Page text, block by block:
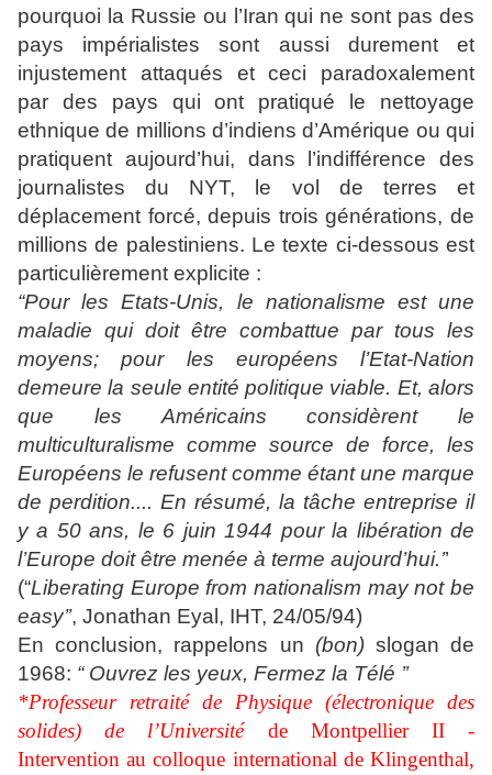
pourquoi la Russie ou l’Iran qui ne sont pas des
pays impérialistes sont aussi durement et
injustement attaqués et ceci paradoxalement
par des pays qui ont pratiqué le nettoyage
ethnique de millions d’indiens d’Amérique ou qui
pratiquent aujourd’hui, dans l’indifférence des
journalistes du NYT, le vol de terres et
déplacement forcé, depuis trois générations, de
millions de palestiniens. Le texte ci-dessous est
particulièrement explicite :
“Pour les Etats-Unis, le nationalisme est une
maladie qui doit être combattue par tous les
moyens; pour les européens l’Etat-Nation
demeure la seule entité politique viable. Et, alors
que les Américains considèrent le
multiculturalisme comme source de force, les
Européens le refusent comme étant une marque
de perdition.... En résumé, la tâche entreprise il
y a 50 ans, le 6 juin 1944 pour la libération de
l’Europe doit être menée à terme aujourd’hui.’’
(“Liberating Europe from nationalism may not be
easy’’, Jonathan Eyal, IHT, 24/05/94)
En conclusion, rappelons un (bon)slogan de
1968: “ Ouvrez les yeux, Fermez la Télé ’’
*Professeur retraité de Physique (électronique des
solides) de l’Université
de Montpellier II -
Intervention au colloque international de Klingenthal,